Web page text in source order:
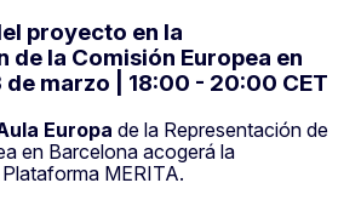
proyecto en la
de la Comisión Europea en
de marzo | 18:00 - 20:00 CET
Europa de la Representación de
en Barcelona acogerá la
MERITA.